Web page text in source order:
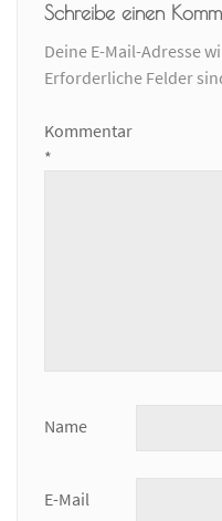
Schreibe einen
Deine E-Mail-Adresse
Erforderliche Felder
Kommentar
*
Name
E-Mail